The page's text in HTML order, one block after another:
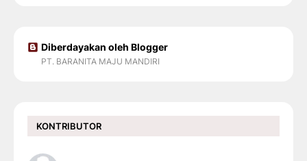
Diberdayakan oleh Blogger
PT. BARANITA MAJU MANDIRI
KONTRIBUTOR